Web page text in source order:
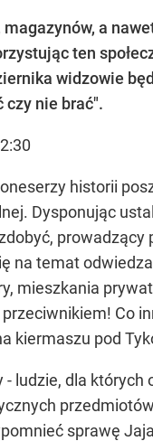
a
ten
widzowie
czy nie brać".
historii
Dysponując
na temat
mieszkania
Co
kiermaszu pod
ludzie, dla
sprawę